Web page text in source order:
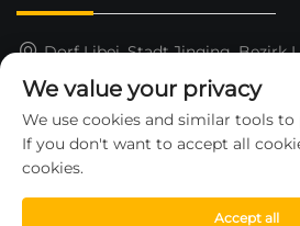
Dorf Libei, Stadt Jinqing, Bezirk
15325652000
[email protected]
We value your privacy
We use cookies and similar tools to
If you don't want to accept all
cookies.
Accept all